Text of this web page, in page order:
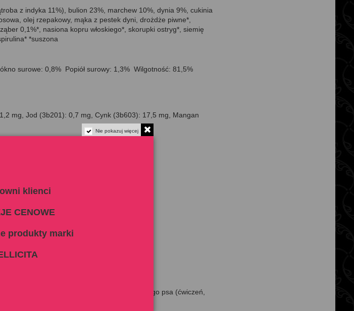
z indyka 11%), bulion 23%, marchew 10%, dynia 9%, cukinia
olej rzepakowy, mąka z pestek dyni, drożdże piwne*,
0,1%*, nasiona kopru włoskiego*, skorupki ostryg*, siemię
*suszona
surowe: 0,8% Popiół surowy: 1,3% Wilgotność: 81,5%
mg, Jod (3b201): 0,7 mg, Cynk (3b603): 17,5 mg, Mangan
= 59% : 38% : 3%
do indywidualnych warunków życia Twojego psa (ćwiczeń,
Nie pokazuj więcej
klienci
CENOWE
produkty marki